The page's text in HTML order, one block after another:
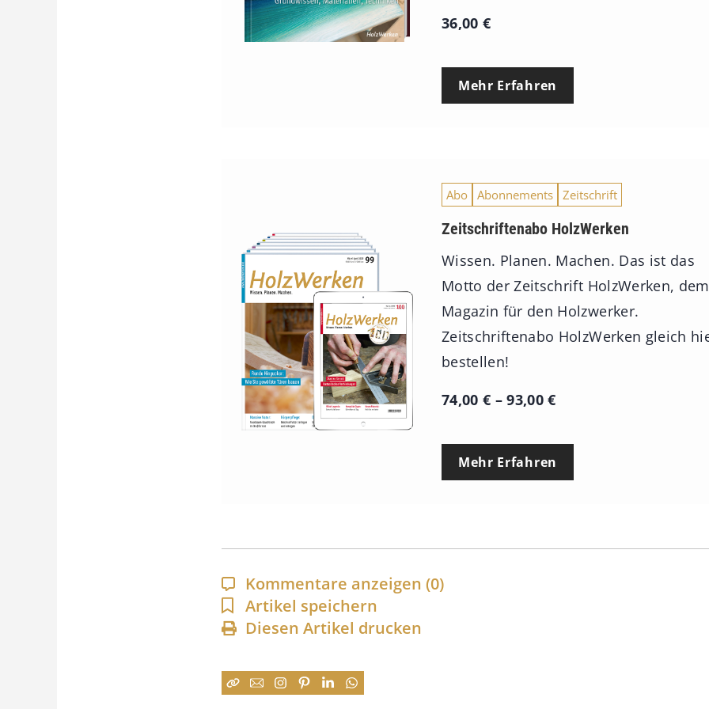
36,00 €
Mehr Erfahren
Abo Abonnements Zeitschrift
Zeitschriftenabo HolzWerken
Wissen. Planen. Machen. Das ist das
Motto der Zeitschrift HolzWerken, dem
Magazin für den Holzwerker.
Zeitschriftenabo HolzWerken gleich
bestellen!
74,00 € –93,00€P
e
p
Mehr Erfahren
Kommentare anzeigen (0)
Artikel speichern
Diesen Artikel drucken